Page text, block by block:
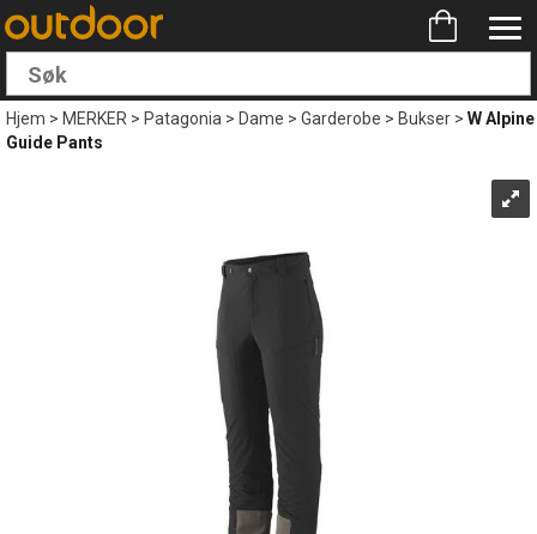
Hjem>MERKER>Patagonia>Dame>Garderobe>Bukser>W Alpine
Guide Pants